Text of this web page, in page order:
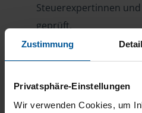
Zustimmung
Privatsphäre-Einstellungen
Wir verwenden Cookies, um
Steuerexpertinnen
geprüft.
Optimierung
Wir sichern Ihnen alle
zustehen, und holen
Steuerergebnis für Sie